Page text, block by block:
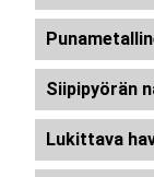
Siipipyörän
Lukittava